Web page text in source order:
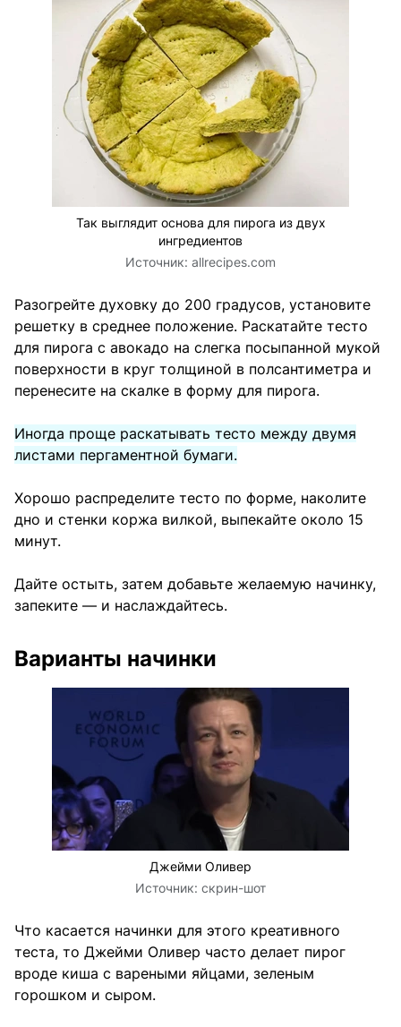
Так выглядит основа для пирога из двух
ингредиентов
Источник: allrecipes.com
Разогрейте духовку до 200 градусов, установите
решетку в среднее положение. Раскатайте тесто
для пирога с авокадо на слегка посыпанной мукой
поверхности в круг толщиной в полсантиметра и
перенесите на скалке в форму для пирога.
Иногда проще раскатывать тесто между двумя
листами пергаментной бумаги.
Хорошо распределите тесто по форме, наколите
дно и стенки коржа вилкой, выпекайте около 15
минут.
Дайте остыть, затем добавьте желаемую начинку,
запеките — и наслаждайтесь.
Варианты начинки
Джейми Оливер
Источник: скрин-шот
Что касается начинки для этого креативного
теста, то Джейми Оливер часто делает пирог
вроде киша с вареными яйцами, зеленым
горошком и сыром.